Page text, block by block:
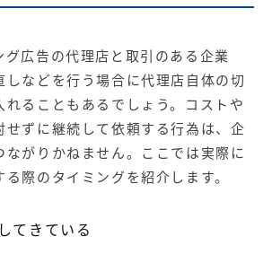
グ広告の代理店と取引のある企業
しなどを行う場合に代理店自体の切
れることもあるでしょう。コストや
せずに継続して依頼する行為は、企
ながりかねません。ここでは実際に
際のタイミングを紹介します。
てきている